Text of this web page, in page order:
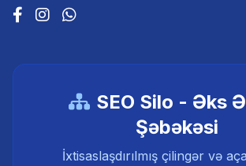
SEO Silo - Əks
Şəbəkəsi
İxtisaslaşdırılmış çilingər və